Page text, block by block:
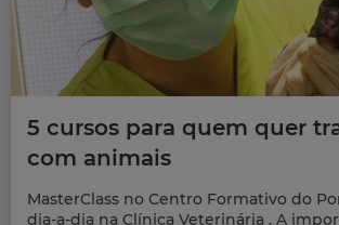
5 cursos para quem quer
com animais
MasterClass no Centro Formativo do
dia-a-dia na Clínica Veterinária . A